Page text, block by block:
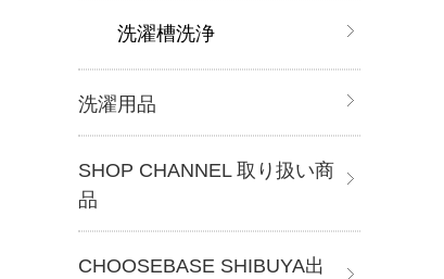
洗濯槽洗浄
洗濯用品
SHOP CHANNEL 取り扱い商
品
CHOOSEBASE SHIBUYA出